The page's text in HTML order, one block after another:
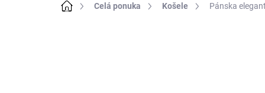
DomovCelá ponuka Košele Pánska